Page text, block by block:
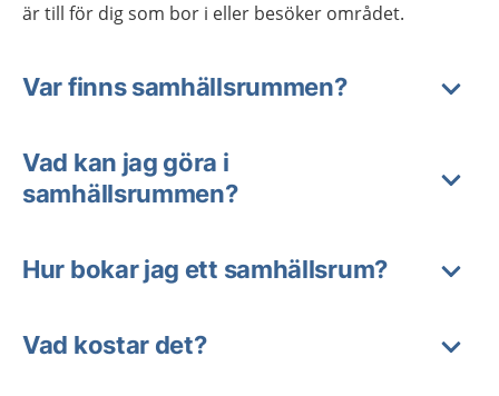
är till för dig som bor i eller besöker området.
Var finns samhällsrummen?
Vad kan jag göra i
samhällsrummen?
Hur bokar jag ett samhällsrum?
Vad kostar det?